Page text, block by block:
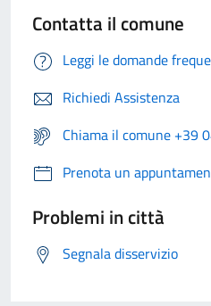
Contatta il comune
Leggi le domande
Richiedi Assistenza
Chiama il comune +39
Prenota un
Problemi in città
Segnala disservizio